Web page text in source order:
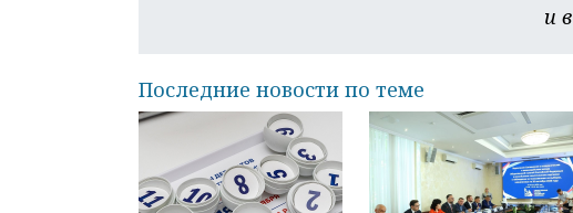
и в
Последние новости по теме